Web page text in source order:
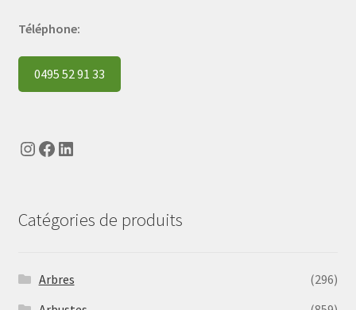
Téléphone:
0495 52 91 33
Instagram
Facebook
LinkedIn
Catégories de produits
Arbres
(296)